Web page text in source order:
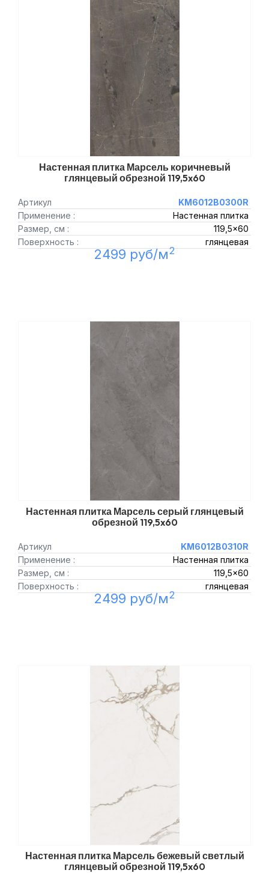
Настенная плитка Марсель коричневый
глянцевый обрезной 119,5x60
Артикул
KM6012B0300R
Применение :
Настенная плитка
Размер, см :
119,5x60
Поверхность :
глянцевая
2499 руб/м2
Настенная плитка Марсель серый глянцевый
обрезной 119,5x60
Артикул
KM6012B0310R
Применение :
Настенная плитка
Размер, см :
119,5x60
Поверхность :
глянцевая
2499 руб/м2
Настенная плитка Марсель бежевый светлый
глянцевый обрезной 119,5x60